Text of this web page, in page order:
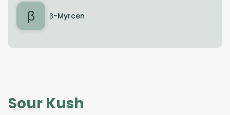
β β-Myrcen
Sour Kush